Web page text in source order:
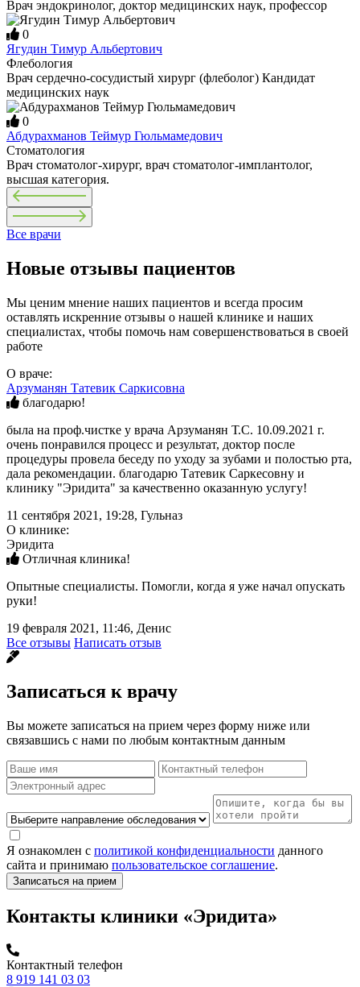
Врач эндокринолог, доктор медицинских наук, профессор
0
Ягудин Тимур Альбертович
Флебология
Врач сердечно-сосудистый хирург (флеболог) Кандидат
медицинских наук
0
Абдурахманов Теймур Гюльмамедович
Стоматология
Врач стоматолог-хирург, врач стоматолог-имплантолог,
высшая категория.
Все врачи
Новые отзывы пациентов
Мы ценим мнение наших пациентов и всегда просим
оставлять искренние отзывы о нашей клинике и наших
специалистах, чтобы помочь нам совершенствоваться в своей
работе
О враче:
Арзуманян Татевик Саркисовна
благодарю!
была на проф.чистке у врача Арзуманян Т.С. 10.09.2021 г.
очень понравился процесс и результат, доктор после
процедуры провела беседу по уходу за зубами и полостью рта,
дала рекомендации. благодарю Татевик Саркесовну и
клинику "Эридита" за качественно оказанную услугу!
11 сентября 2021, 19:28, Гульназ
О клинике:
Эридита
Отличная клиника!
Опытные специалисты. Помогли, когда я уже начал опускать
руки!
19 февраля 2021, 11:46, Денис
Все отзывы Написать отзыв
Записаться к врачу
Вы можете записаться на прием через форму ниже или
связавшись с нами по любым контактным данным
Я ознакомлен с политикой конфиденциальности данного
сайта и принимаю пользовательское соглашение.
Записаться на прием
Контакты клиники «Эридита»
Контактный телефон
8 919 141 03 03